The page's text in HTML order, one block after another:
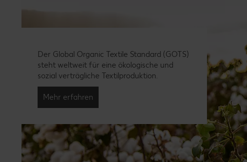
Der Global Organic Textile Standard (GOTS)
steht weltweit für eine ökologische und
sozial verträgliche Textilproduktion.
Mehr erfahren